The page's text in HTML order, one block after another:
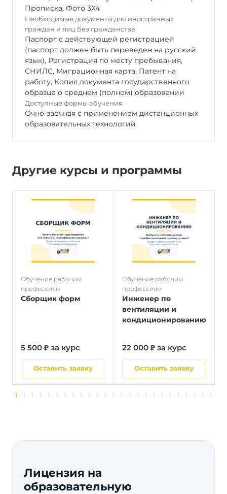
Прописка, Фото 3Х4
Необходимые документы для иностранных
граждан и лиц без гражданства
Паспорт с действующей регистрацией
(паспорт должен быть переведен на русский
язык), Регистрация по месту пребывания,
СНИЛС, Миграционная карта, Патент на
работу, Копия документа государственного
образца о среднем (полном) образовании
Доступные формы обучения
Очно-заочная с применением дистанционных
образовательных технологий
Другие курсы и программы
Обучение рабочим
профессиям
Сборщик форм
5 500 ₽ за курс
Оставить заявку
Обучение рабочим
профессиям
Инженер по
вентиляции и
кондиционированию
22 000 ₽ за курс
Оставить заявку
Лицензия на
образовательную